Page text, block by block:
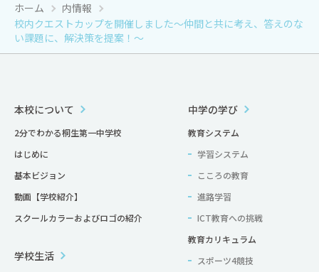
ホーム
内情報
校内クエストカップを開催しました～仲間と共に考え、答えのな
い課題に、解決策を提案！～
本校について
2分でわかる桐生第一中学校
はじめに
基本ビジョン
動画【学校紹介】
スクールカラーおよびロゴの紹介
中学の学び
教育システム
学習システム
こころの教育
進路学習
ICT教育への挑戦
教育カリキュラム
スポーツ4競技
学校生活